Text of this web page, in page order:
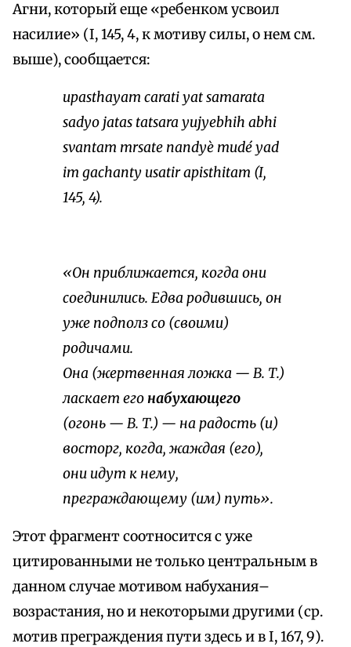
Агни, который еще «ребенком усвоил
насилие» (I, 145, 4, к мотиву силы, о нем см.
выше), сообщается:
upasthayam carati yat samarata
sadyo jatas tatsara yujyebhih abhi
svantam mrsate nandyè mudé yad
im gachanty usatir apisthitam (I,
145, 4).
«Он приближается, когда они
соединились. Едва родившись, он
уже подполз со (своими)
родичами.
Она (жертвенная ложка — В. Т.)
ласкает егонабухающего
(огонь — В. Т.) — на радость (и)
восторг, когда, жаждая (его),
они идут к нему,
преграждающему (им) путь».
Этот фрагмент соотносится с уже
цитированными не только центральным в
данном случае мотивом набухания–
возрастания, но и некоторыми другими (ср.
мотив преграждения пути здесь и в I, 167, 9).